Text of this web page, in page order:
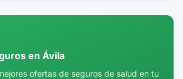
en Ávila
ofertas de seguros de salud en tu